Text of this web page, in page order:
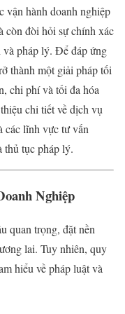
vận hành doanh nghiệp
còn đòi hỏi sự chính xác
pháp lý. Để đáp ứng
thành một giải pháp tối
chi phí và tối đa hóa
chi tiết về dịch vụ
các lĩnh vực tư vấn
thủ tục pháp lý.
Nghiệp
quan trọng, đặt nền
lai. Tuy nhiên, quy
hiểu về pháp luật và